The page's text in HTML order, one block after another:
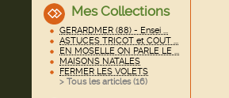
Mes Collections
GERARDMER (88) - Ensei ...
ASTUCES TRICOT et COUT ...
EN MOSELLE ON PARLE LE ...
MAISONS NATALES
FERMER LES VOLETS
> Tous les articles (16)